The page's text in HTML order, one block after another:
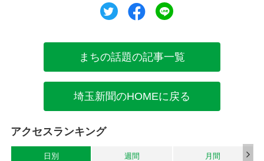
ツイートシェア
まちの話題の記事一覧
埼玉新聞のHOMEに戻る
アクセスランキング
日別 週間 月間